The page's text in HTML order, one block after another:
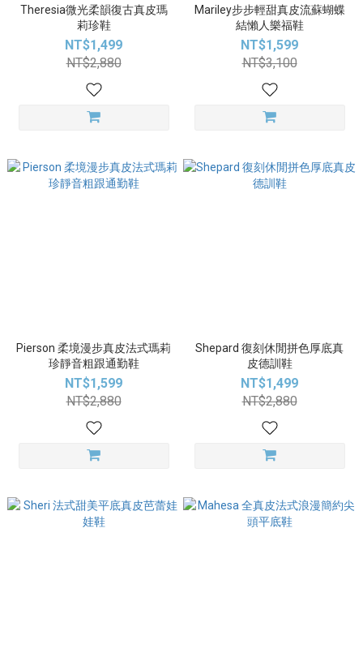
Theresia微光柔韻復古真皮瑪
莉珍鞋
NT$1,499
NT$2,880
Mariley步步輕甜真皮流蘇蝴蝶
結懶人樂福鞋
NT$1,599
NT$3,100
Pierson 柔境漫步真皮法式瑪莉
珍靜音粗跟通勤鞋
NT$1,599
NT$2,880
Shepard 復刻休閒拼色厚底真
皮德訓鞋
NT$1,499
NT$2,880